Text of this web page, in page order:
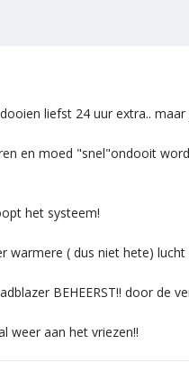
liefst 24 uur extra..
en moed "snel"ondooit
het systeem!
( dus niet hete) lucht
BEHEERST!! door de
weer aan het vriezen!!